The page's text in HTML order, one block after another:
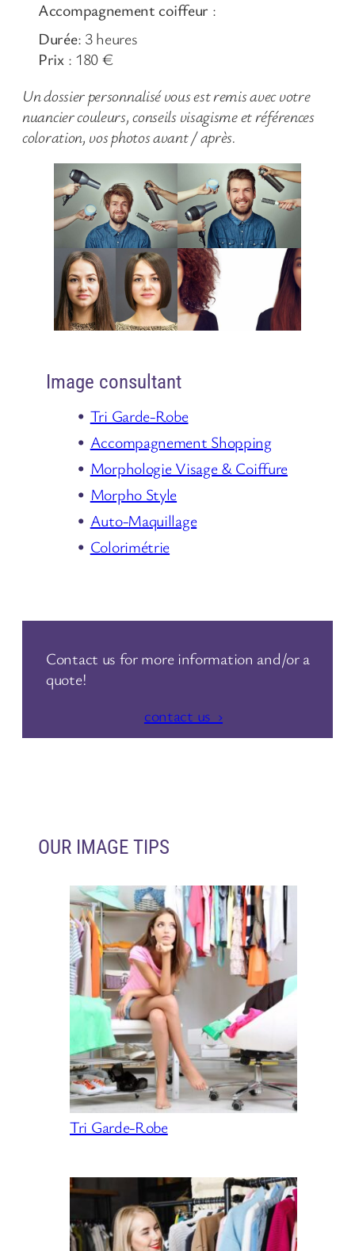
Accompagnement coiffeur :
Durée: 3 heures
Prix : 180 €
Un dossier personnalisé vous est remis avec votre
nuancier couleurs, conseils visagisme et références
coloration, vos photos avant / après.
Image consultant
Tri Garde-Robe
Accompagnement Shopping
Morphologie Visage & Coiffure
Morpho Style
Auto-Maquillage
Colorimétrie
Contact us for more information and/or a
quote!
contact us ›
OUR IMAGE TIPS
Tri Garde-Robe